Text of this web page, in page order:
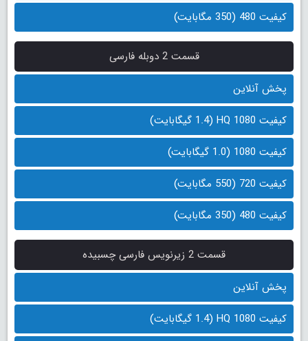
کیفیت 480 (350 مگابایت)
قسمت 2 دوبله فارسی
پخش آنلاین
کیفیت 1080 HQ (1.4 گیگابایت)
کیفیت 1080 (1.0 گیگابایت)
کیفیت 720 (550 مگابایت)
کیفیت 480 (350 مگابایت)
قسمت 2 زیرنویس فارسی چسبیده
پخش آنلاین
کیفیت 1080 HQ (1.4 گیگابایت)